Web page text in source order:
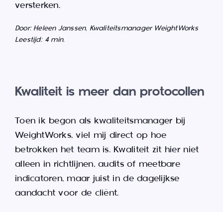
versterken.
Door: Heleen Janssen, Kwaliteitsmanager WeightWorks
Leestijd: 4 min.
Kwaliteit is meer dan protocollen
Toen ik begon als kwaliteitsmanager bij
WeightWorks, viel mij direct op hoe
betrokken het team is. Kwaliteit zit hier niet
alleen in richtlijnen, audits of meetbare
indicatoren, maar juist in de dagelijkse
aandacht voor de cliënt.